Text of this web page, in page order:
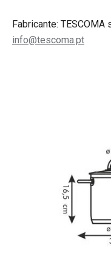
Fabricante: TESCOMA
info@tescoma.pt